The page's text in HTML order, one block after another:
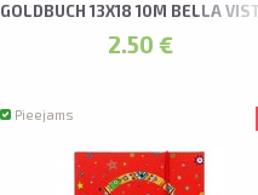
GOLDBUCH 13X18 10M BELLA
2.50 €
Pieejams